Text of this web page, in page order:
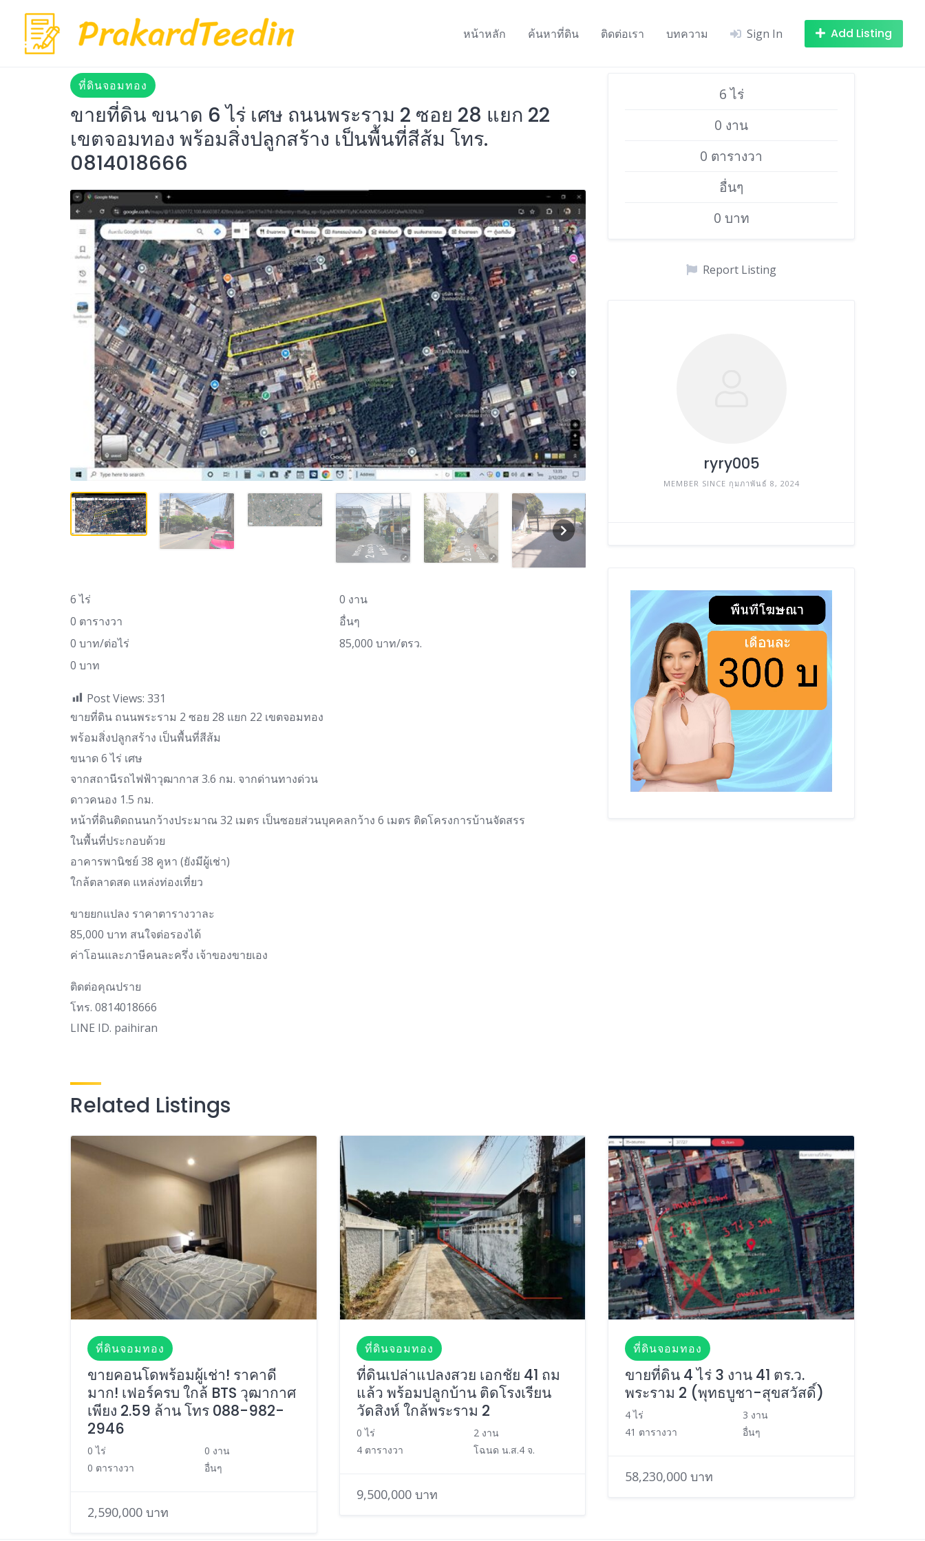
content
หน้าหลัก ค้นหาที่ดิน ติดต่อเรา บทความ Sign In Add Listing
ที่ดินจอมทอง
ขายที่ดิน ขนาด 6 ไร่ เศษ ถนนพระราม 2 ซอย 28 แยก 22
เขตจอมทอง พร้อมสิ่งปลูกสร้าง เป็นพื้นที่สีส้ม โทร.
0814018666
6 ไร่
0 งาน
0 ตารางวา
อื่นๆ
0 บาท/ต่อไร่
85,000 บาท/ตรว.
0 บาท
Post Views: 331
ขายที่ดิน ถนนพระราม 2 ซอย 28 แยก 22 เขตจอมทอง
พร้อมสิ่งปลูกสร้าง เป็นพื้นที่สีส้ม
ขนาด 6 ไร่ เศษ
จากสถานีรถไฟฟ้าวุฒากาส 3.6 กม. จากด่านทางด่วน
ดาวคนอง 1.5 กม.
หน้าที่ดินติดถนนกว้างประมาณ 32 เมตร เป็นซอยส่วนบุคคลกว้าง 6 เมตร ติดโครงการบ้านจัดสรร
ในพื้นที่ประกอบด้วย
อาคารพานิชย์ 38 คูหา (ยังมีผู้เช่า)
ใกล้ตลาดสด แหล่งท่องเที่ยว
ขายยกแปลง ราคาตารางวาละ
85,000 บาท สนใจต่อรองได้
ค่าโอนและภาษีคนละครึ่ง เจ้าของขายเอง
ติดต่อคุณปราย
โทร. 0814018666
LINE ID. paihiran
6 ไร่
0 งาน
0 ตารางวา
อื่นๆ
0 บาท
Report Listing
ryry005
MEMBER SINCE กุมภาพันธ์ 8, 2024
Related Listings
ที่ดินจอมทอง
ขายคอนโดพร้อมผู้เช่า! ราคาดี
มาก! เฟอร์ครบ ใกล้ BTS วุฒากาศ
เพียง 2.59 ล้าน โทร 088-982-
2946
0 ไร่
0 งาน
0 ตารางวา
อื่นๆ
2,590,000 บาท
ที่ดินจอมทอง
ที่ดินเปล่าแปลงสวย เอกชัย 41 ถม
แล้ว พร้อมปลูกบ้าน ติดโรงเรียน
วัดสิงห์ ใกล้พระราม 2
0 ไร่
2 งาน
4 ตารางวา
โฉนด น.ส.4 จ.
9,500,000 บาท
ที่ดินจอมทอง
ขายที่ดิน 4 ไร่ 3 งาน 41 ตร.ว.
พระราม 2 (พุทธบูชา-สุขสวัสดิ์)
4 ไร่
3 งาน
41 ตารางวา
อื่นๆ
58,230,000 บาท